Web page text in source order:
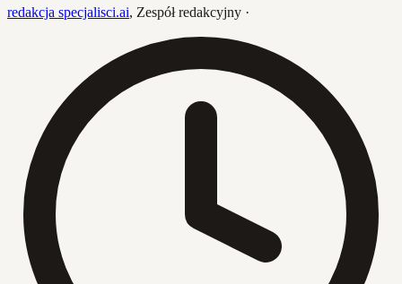
redakcja specjalisci.ai, Zespół redakcyjny ·